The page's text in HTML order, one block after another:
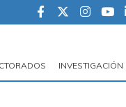
INVESTIGACIÓN